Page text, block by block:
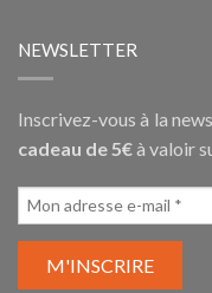
NEWSLETTER
Inscrivez-vous à la
cadeau de 5€à valoir